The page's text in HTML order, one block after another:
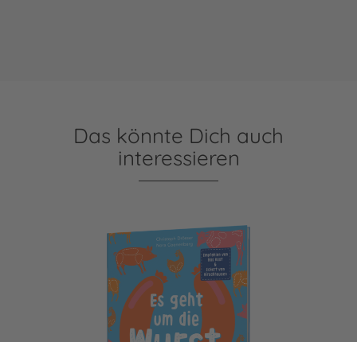
Das könnte Dich auch
interessieren
Es geht um die Wurst